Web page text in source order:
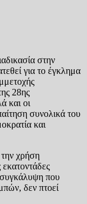
στην
για το έγκλημα
28ης
και οι
συνολικά του
και
χρήση
εκατοντάδες
συγκάλυψη που
δεν πτοεί